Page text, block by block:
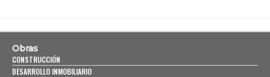
Obras
CONSTRUCCIÓN
DESARROLLO INMOBILIARIO